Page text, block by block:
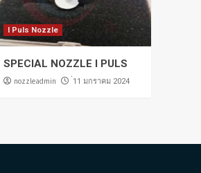
I Puls Nozzle
SPECIAL NOZZLE I PULS
nozzleadmin ่11 มกราคม 2024